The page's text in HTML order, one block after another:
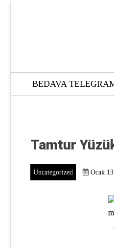
BEDAVA
Tamtur
Uncategorized Ocak